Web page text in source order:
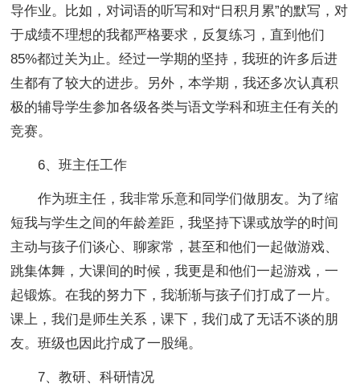
导作业。比如，对词语的听写和对“日积月累”的默写，对
于成绩不理想的我都严格要求，反复练习，直到他们
85%都过关为止。经过一学期的坚持，我班的许多后进
生都有了较大的进步。另外，本学期，我还多次认真积
极的辅导学生参加各级各类与语文学科和班主任有关的
竞赛。
6、班主任工作
作为班主任，我非常乐意和同学们做朋友。为了缩
短我与学生之间的年龄差距，我坚持下课或放学的时间
主动与孩子们谈心、聊家常，甚至和他们一起做游戏、
跳集体舞，大课间的时候，我更是和他们一起游戏，一
起锻炼。在我的努力下，我渐渐与孩子们打成了一片。
课上，我们是师生关系，课下，我们成了无话不谈的朋
友。班级也因此拧成了一股绳。
7、教研、科研情况